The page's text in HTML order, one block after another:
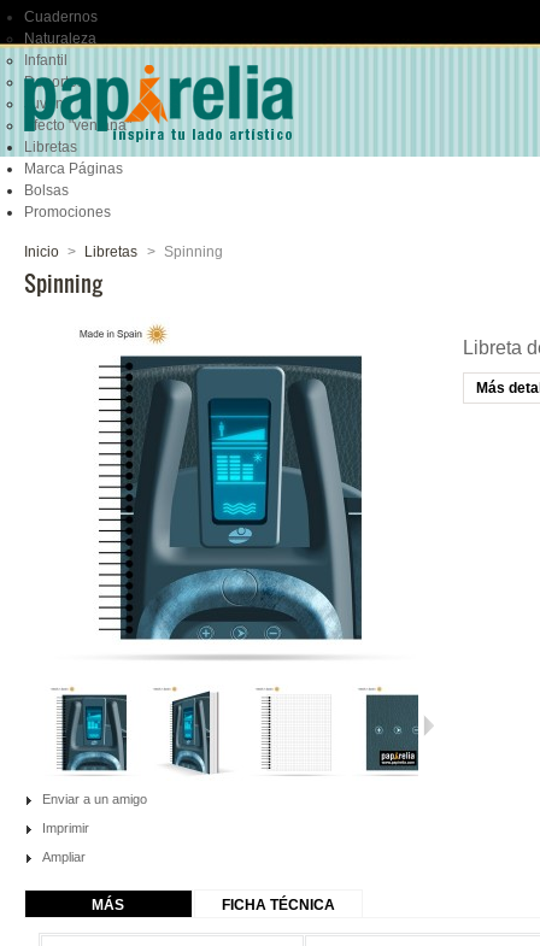
Cuadernos
Naturaleza
Infantil
Deportes
Juvenil
Efecto "ventana"
Libretas
Marca Páginas
Bolsas
Promociones
Inicio > Libretas > Spinning
Spinning
Enviar a un amigo
Imprimir
Ampliar
Libreta
Más
MÁS FICHA TÉCNICA